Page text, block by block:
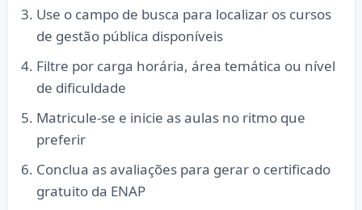
Use o campo de busca para localizar os cursos
de gestão pública disponíveis
Filtre por carga horária, área temática ou nível
de dificuldade
Matricule-se e inicie as aulas no ritmo que
preferir
Conclua as avaliações para gerar o certificado
gratuito da ENAP